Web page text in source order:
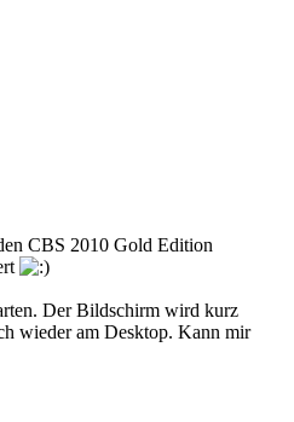
CBS 2010 Gold Edition
Der Bildschirm wird kurz
wieder am Desktop. Kann mir